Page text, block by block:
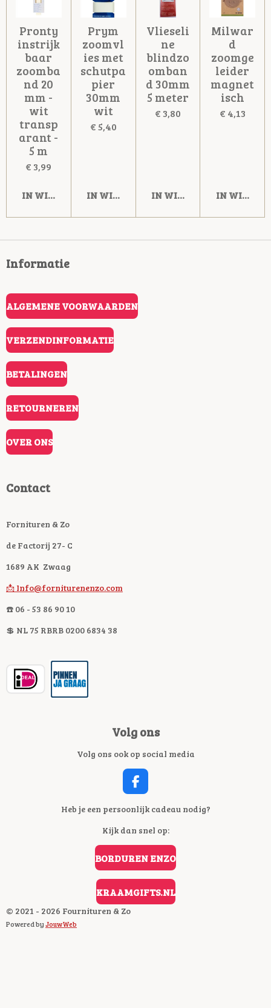
Pronty
instrijk
baar
zoomba
nd 20
mm -
wit
transp
arant -
5 m
€ 3,99
IN WINKELWAGEN
Prym
zoomvl
ies met
schutpa
pier
30mm
wit
€ 5,40
IN WINKELWAGEN
Vlieseli
ne
blindzo
omban
d 30mm
5 meter
€ 3,80
IN WINKELWAGEN
Milwar
d
zoomge
leider
magnet
isch
€ 4,13
IN
Informatie
ALGEMENE VOORWAARDEN
VERZENDINFORMATIE
BETALINGEN
RETOURNEREN
OVER ONS
Contact
Fornituren & Zo
de Factorij 27- C
1689 AK Zwaag
📩 Info@forniturenenzo.com
☎️ 06 - 53 86 90 10
💲 NL 75 RBRB 0200 6834 38
Volg ons
Volg ons ook op social media
F
A
C
B
O
O
Heb je een persoonlijk cadeau nodig?
Kijk dan snel op:
BORDUREN ENZO
KRAAMGIFTS.NL
© 2021 - 2026 Fournituren & Zo
Powered byJouwWeb